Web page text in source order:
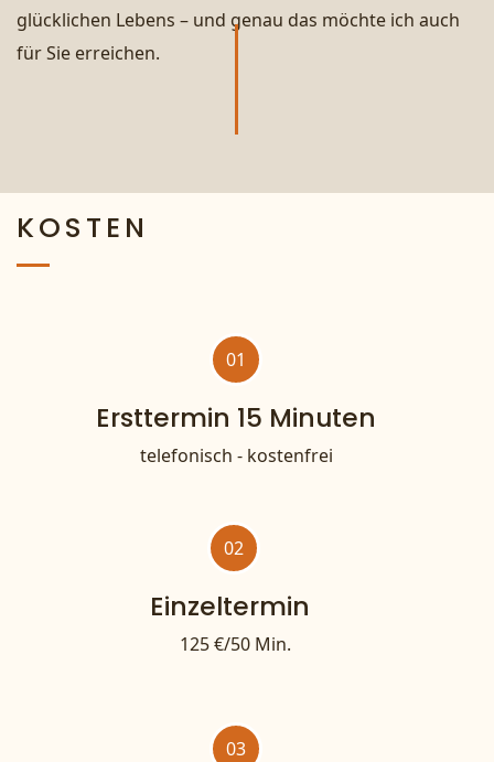
glücklichen Lebens – und genau das möchte ich auch
für Sie erreichen.
KOSTEN
01
Ersttermin 15 Minuten
telefonisch - kostenfrei
02
Einzeltermin
125 €/50 Min.
03